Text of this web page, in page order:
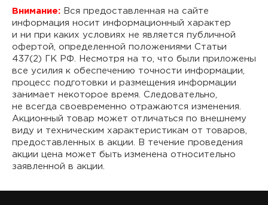
Внимание: Вся предоставленная на сайте
информация носит информационный характер
и ни при каких условиях не является публичной
офертой, определенной положениями Статьи
437(2) ГК РФ. Несмотря на то, что были приложены
все усилия к обеспечению точности информации,
процесс подготовки и размещения информации
занимает некоторое время. Следовательно,
не всегда своевременно отражаются изменения.
Акционный товар может отличаться по внешнему
виду и техническим характеристикам от товаров,
предоставленных в акции. В течение проведения
акции цена может быть изменена относительно
заявленной в акции.